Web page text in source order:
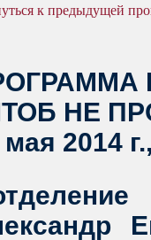
к предыдущей
НЕ
мая 2014